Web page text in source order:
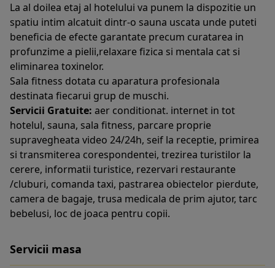
La al doilea etaj al hotelului va punem la dispozitie un
spatiu intim alcatuit dintr-o sauna uscata unde puteti
beneficia de efecte garantate precum curatarea in
profunzime a pielii,relaxare fizica si mentala cat si
eliminarea toxinelor.
Sala fitness dotata cu aparatura profesionala
destinata fiecarui grup de muschi.
Servicii Gratuite: aer conditionat. internet in tot
hotelul, sauna, sala fitness, parcare proprie
supravegheata video 24/24h, seif la receptie, primirea
si transmiterea corespondentei, trezirea turistilor la
cerere, informatii turistice, rezervari restaurante
/cluburi, comanda taxi, pastrarea obiectelor pierdute,
camera de bagaje, trusa medicala de prim ajutor, tarc
bebelusi, loc de joaca pentru copii.
Servicii masa